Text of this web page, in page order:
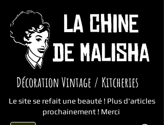
Décoration Vintage / Kitcheries
Le site se refait une beauté ! Plus d'articles
prochainement ! Merci